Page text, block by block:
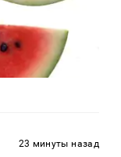
23 минуты назад